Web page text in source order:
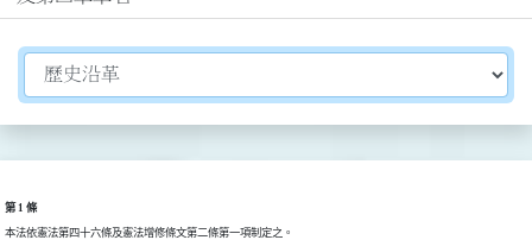
切換選擇法規資訊內容
第 1 條
本法依憲法第四十六條及憲法增修條文第二條第一項制定之。